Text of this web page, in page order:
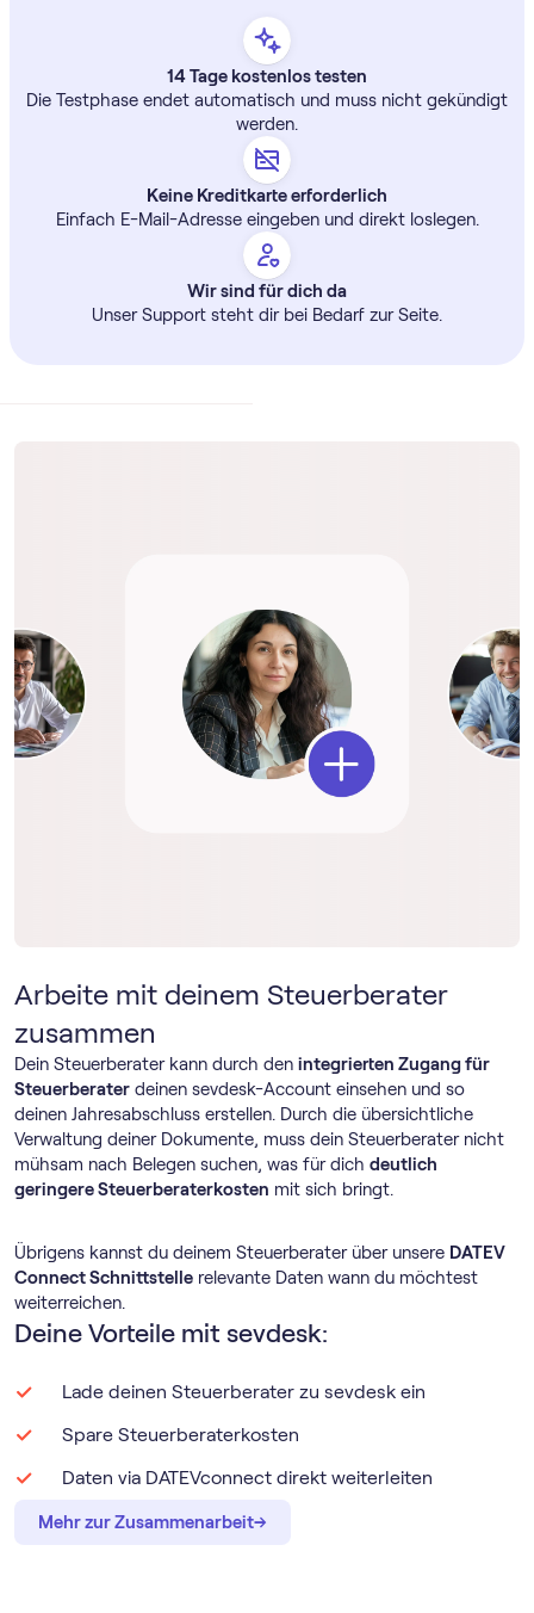
14 Tage kostenlos testen
Die Testphase endet automatisch und muss nicht gekündigt
werden.
Keine Kreditkarte erforderlich
Einfach E-Mail-Adresse eingeben und direkt loslegen.
Wir sind für dich da
Unser Support steht dir bei Bedarf zur Seite.
Arbeite mit deinem Steuerberater
zusammen
Dein Steuerberater kann durch den integrierten Zugang für
Steuerberater deinen sevdesk-Account einsehen und so
deinen Jahresabschluss erstellen. Durch die übersichtliche
Verwaltung deiner Dokumente, muss dein Steuerberater nicht
mühsam nach Belegen suchen, was für dich deutlich
geringere Steuerberaterkosten mit sich bringt.
Übrigens kannst du deinem Steuerberater über unsere DATEV
Connect Schnittstelle relevante Daten wann du möchtest
weiterreichen.
Deine Vorteile mit sevdesk:
Lade deinen Steuerberater zu sevdesk ein
Spare Steuerberaterkosten
Daten via DATEVconnect direkt weiterleiten
Mehr zur Zusammenarbeit→
→